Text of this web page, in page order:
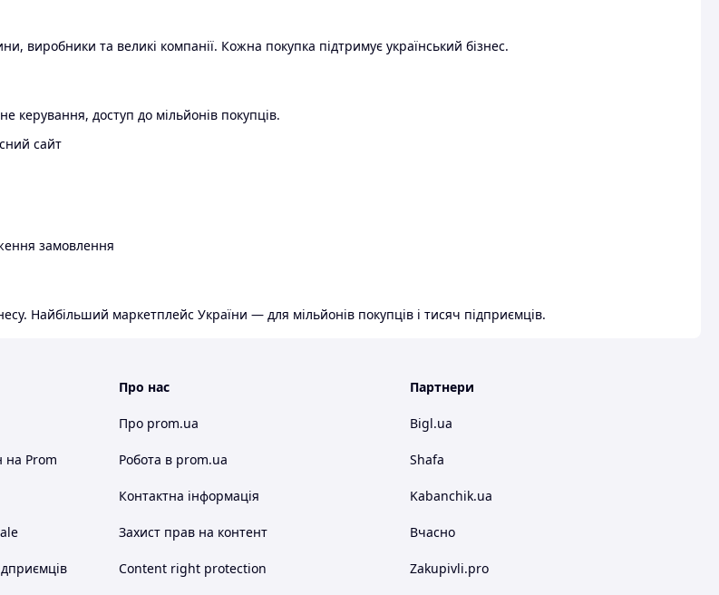
виробники та великі компанії. Кожна покупка підтримує український бізнес.
керування, доступ до мільйонів покупців.
сайт
замовлення
Найбільший маркетплейс України — для мільйонів покупців і тисяч підприємців.
на Prom
Про нас
Про prom.ua
Робота в prom.ua
Контактна інформація
Захист прав на контент
Content right protection
Партнери
Bigl.ua
Shafa
Kabanchik.ua
Вчасно
Zakupivli.pro